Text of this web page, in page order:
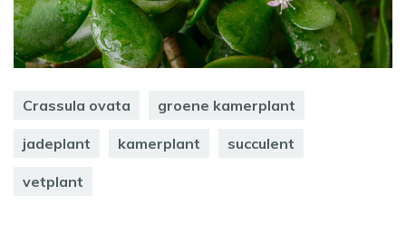
Crassula ovata groene kamerplant
jadeplant kamerplant succulent
vetplant